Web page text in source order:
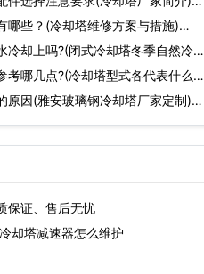
哪些？(冷却塔维修方案与措施)…
冷却上吗?(闭式冷却塔冬季自然冷却
考哪几点?(冷却塔型式各代表什么意
原因(雅安玻璃钢冷却塔厂家定制)…
保证、售后无忧
却塔减速器怎么维护